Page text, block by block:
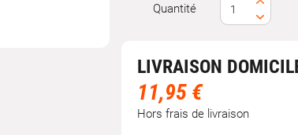
Quantité
LIVRAISON
11,95 €
Hors frais de livraison